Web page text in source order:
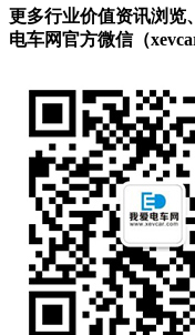
更多行业价值资讯浏览
电车网官方微信（